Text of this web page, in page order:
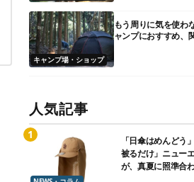
キャンプ場・ショップ
もう周りに気を使わ
ャンプにおすすめ、
プ場21選
人気記事
「日傘はめんどう
被るだけ」ニュー
が、真夏に照準合